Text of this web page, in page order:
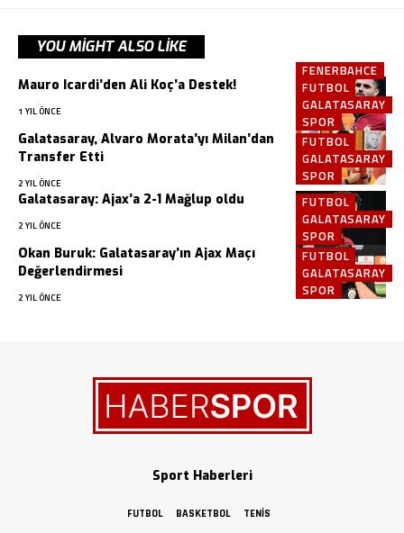
YOU MIGHT ALSO LIKE
FENERBAHCE
FUTBOL
GALATASARAY
SPOR
Mauro Icardi’den Ali Koç’a Destek!
1 YIL ÖNCE
FUTBOL
GALATASARAY
SPOR
Galatasaray, Alvaro Morata’yı Milan’dan
Transfer Etti
2 YIL ÖNCE
FUTBOL
GALATASARAY
SPOR
Galatasaray: Ajax’a 2-1 Mağlup oldu
2 YIL ÖNCE
FUTBOL
GALATASARAY
SPOR
Okan Buruk: Galatasaray’ın Ajax Maçı
Değerlendirmesi
2 YIL ÖNCE
Sport Haberleri
FUTBOL BASKETBOL TENIS